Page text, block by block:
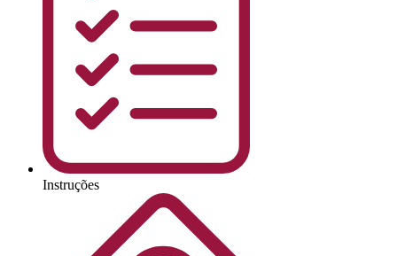
Instruções